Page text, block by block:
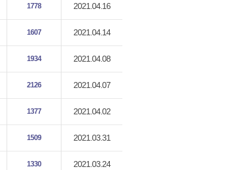
1778 2021.04.16
1607 2021.04.14
1934 2021.04.08
2126 2021.04.07
1377 2021.04.02
1509 2021.03.31
1330 2021.03.24